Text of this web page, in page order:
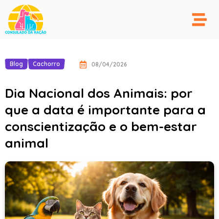
Blog Cachorro 08/04/2026
Dia Nacional dos Animais: por
que a data é importante para a
conscientização e o bem-estar
animal